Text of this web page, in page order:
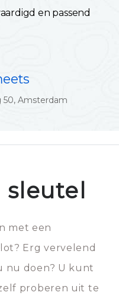
en passend
50, Amsterdam
met een
Erg vervelend
nu doen? U kunt
proberen uit te